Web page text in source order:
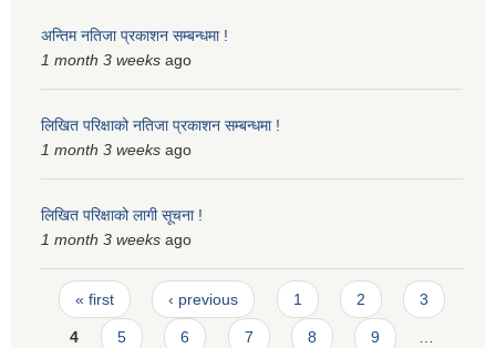
अन्तिम नतिजा प्रकाशन सम्बन्धमा !
1 month 3 weeks ago
लिखित परिक्षाको नतिजा प्रकाशन सम्बन्धमा !
1 month 3 weeks ago
लिखित परिक्षाको लागी सूचना !
1 month 3 weeks ago
Pages
« first ‹ previous 1 2 3
4 5 6 7 8 9 …